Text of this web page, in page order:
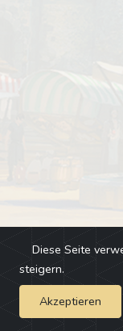
Impressum -
Diese Seite
steigern.
Akzeptieren